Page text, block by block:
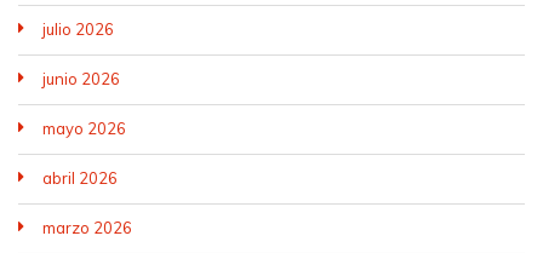
julio 2026
junio 2026
mayo 2026
abril 2026
marzo 2026